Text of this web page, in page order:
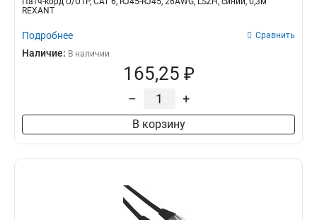
REXANT
Подробнее Сравнить
Наличие: В наличии
165,25 ₽
– +
В корзину